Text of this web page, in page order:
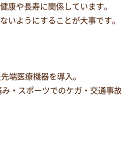
康や長寿に関係しています。
いようにすることが大事です。
端医療機器を導入。
・スポーツでのケガ・交通事